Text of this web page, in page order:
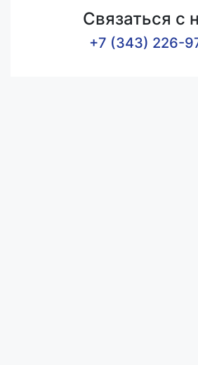
Связаться с
+7 (343) 226-